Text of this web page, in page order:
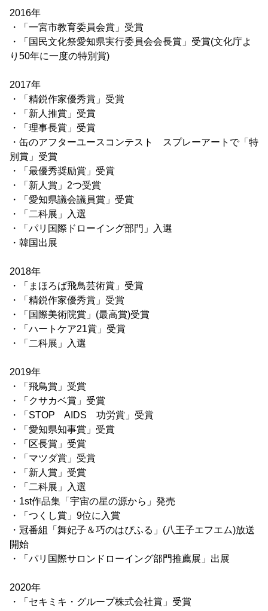
2016年
・「一宮市教育委員会賞」受賞
・「国民文化祭愛知県実行委員会会長賞」受賞(文化庁よ
り50年に一度の特別賞)
2017年
・「精鋭作家優秀賞」受賞
・「新人推賞」受賞
・「理事長賞」受賞
・缶のアフターユースコンテスト スプレーアートで「特
別賞」受賞
・「最優秀奨励賞」受賞
・「新人賞」2つ受賞
・「愛知県議会議員賞」受賞
・「二科展」入選
・「パリ国際ドローイング部門」入選
・韓国出展
2018年
・「まほろば飛鳥芸術賞」受賞
・「精鋭作家優秀賞」受賞
・「国際美術院賞」(最高賞)受賞
・「ハートケア21賞」受賞
・「二科展」入選
2019年
・「飛鳥賞」受賞
・「クサカベ賞」受賞
・「STOP AIDS 功労賞」受賞
・「愛知県知事賞」受賞
・「区長賞」受賞
・「マツダ賞」受賞
・「新人賞」受賞
・「二科展」入選
・1st作品集「宇宙の星の源から」発売
・「つくし賞」9位に入賞
・冠番組「舞妃子＆巧のはぴふる」(八王子エフエム)放送
開始
・「パリ国際サロンドローイング部門推薦展」出展
2020年
・「セキミキ・グループ株式会社賞」受賞